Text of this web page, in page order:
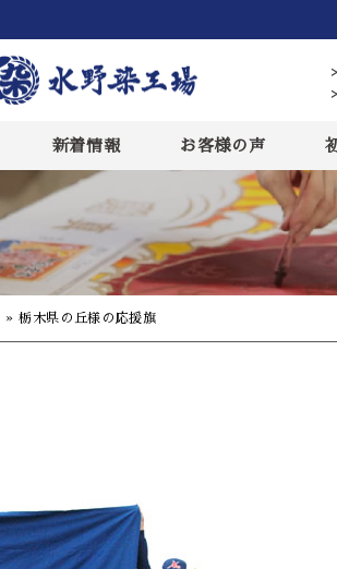
新着情報 お客様の声
»栃木県の丘様の応援旗